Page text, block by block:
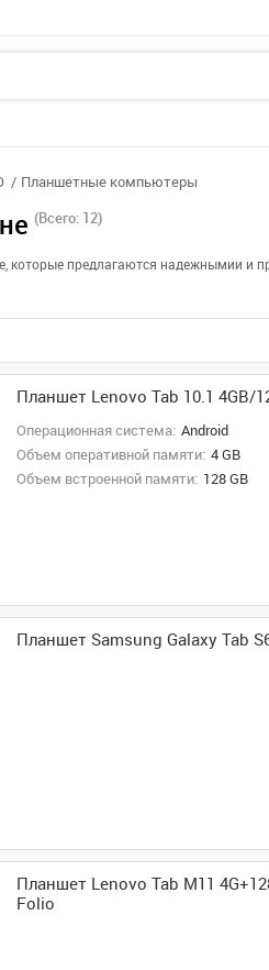
Планшетные компьютеры
(Всего: 12)
которые предлагаются надежнымии
Планшет Lenovo Tab 10.1 4GB/
Операционная система: Android
Объем оперативной памяти: 4 GB
Объем встроенной памяти: 128 GB
Планшет Samsung Galaxy Tab
Планшет Lenovo Tab M11
Folio